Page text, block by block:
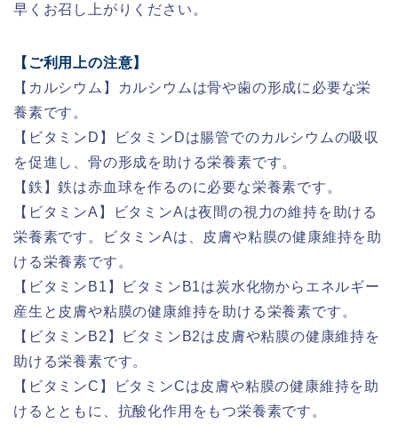
早くお召し上がりください。
【ご利用上の注意】
【カルシウム】カルシウムは骨や歯の形成に必要な栄
養素です。
【ビタミンD】ビタミンDは腸管でのカルシウムの吸収
を促進し、骨の形成を助ける栄養素です。
【鉄】鉄は赤血球を作るのに必要な栄養素です。
【ビタミンA】ビタミンAは夜間の視力の維持を助ける
栄養素です。ビタミンAは、皮膚や粘膜の健康維持を助
ける栄養素です。
【ビタミンB1】ビタミンB1は炭水化物からエネルギー
産生と皮膚や粘膜の健康維持を助ける栄養素です。
【ビタミンB2】ビタミンB2は皮膚や粘膜の健康維持を
助ける栄養素です。
【ビタミンC】ビタミンCは皮膚や粘膜の健康維持を助
けるとともに、抗酸化作用をもつ栄養素です。